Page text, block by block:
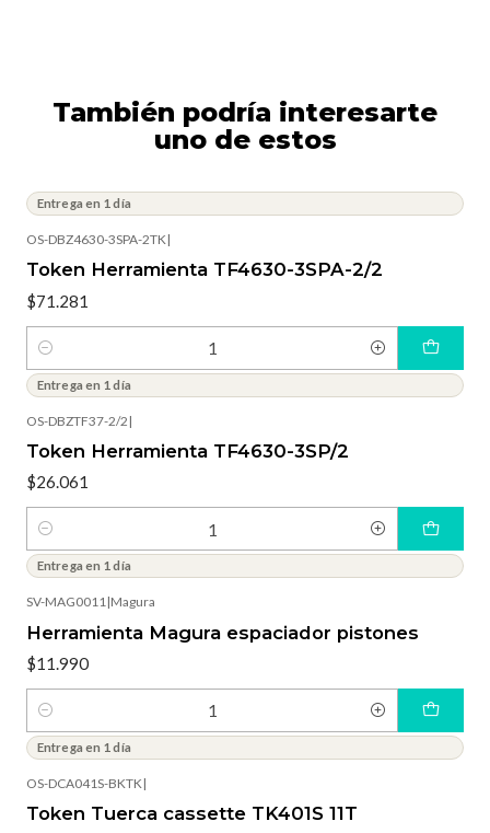
También podría interesarte
uno de estos
Entrega en 1 día
OS-DBZ4630-3SPA-2TK|
Token Herramienta TF4630-3SPA-2/2
$71.281
Cantidad
Entrega en 1 día
OS-DBZTF37-2/2 |
Token Herramienta TF4630-3SP/2
$26.061
Cantidad
Entrega en 1 día
SV-MAG0011|Magura
Herramienta Magura espaciador pistones
$11.990
Cantidad
Entrega en 1 día
OS-DCA041S-BKTK |
Token Tuerca cassette TK401S 11T